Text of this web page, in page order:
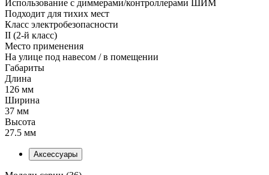
Использование с диммерами/контроллерами ШИМ
Подходит для тихих мест
Класс электробезопасности
II (2-й класс)
Место применения
На улице под навесом / в помещении
Габариты
Длина
126 мм
Ширина
37 мм
Высота
27.5 мм
Аксессуары